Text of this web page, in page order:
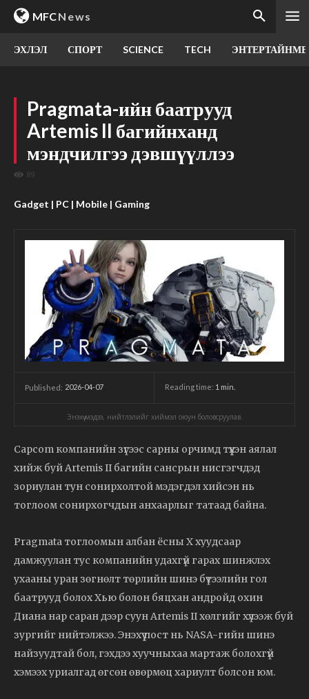
MFCNews
ЭХЛЭЛ СПОРТ SCIENCE TECH
Pragmata-ийн баатрууд
Artemis II багийнханд
мэндчилгээ дэвшүүллээ
89
Gadget | PC | Mobile | Gaming
Published: 2026-04-07 Reading time: 1 min.
Энэхүү мэдээ, нийтлэлийг хиймэл оюун боловсруулав.
Capcom компанийн зүгээс сарны орчимд түүхэн аялал
хийж буй Artemis II багийн сансрын нисгэгчдэд
зориулан тун сонирхолтой мэдэгдэл хийсэн нь
тоглоом сонирхогчдын анхаарлыг татаад байна.
Pragmata тоглоомын албан ёсны X хуудсаар
дамжуулан тус компанийн удахгүй гарах шинжлэх
ухааны уран зөгнөлт төрлийн шинэ бүтээлийн гол
баатрууд болох Хью болон бяцхан андройд охин
Диана нар саран дээр суун Artemis II хөлгийг хүлээж буй
зургийг нийтэлжээ. Энэхүү пост нь NASA-гийн шинэ
найзуудтай бол, гэхдээ хуучныхаа мартаж болохгүй
хэмээх уриалгад өгсөн өвөрмөц хариулт болсон юм.